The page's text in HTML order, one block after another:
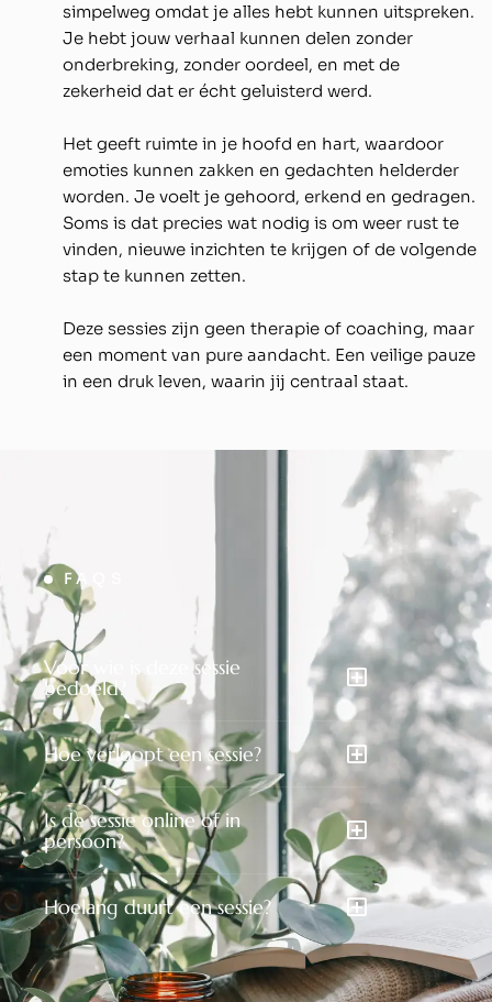
simpelweg omdat je alles hebt kunnen uitspreken.
Je hebt jouw verhaal kunnen delen zonder
onderbreking, zonder oordeel, en met de
zekerheid dat er écht geluisterd werd.
Het geeft ruimte in je hoofd en hart, waardoor
emoties kunnen zakken en gedachten helderder
worden. Je voelt je gehoord, erkend en gedragen.
Soms is dat precies wat nodig is om weer rust te
vinden, nieuwe inzichten te krijgen of de volgende
stap te kunnen zetten.
Deze sessies zijn geen therapie of coaching, maar
een moment van pure aandacht. Een veilige pauze
in een druk leven, waarin jij centraal staat.
FAQS
Voor wie is deze sessie
bedoeld?
Hoe verloopt een sessie?
Is de sessie online of in
persoon?
Hoelang duurt een sessie?